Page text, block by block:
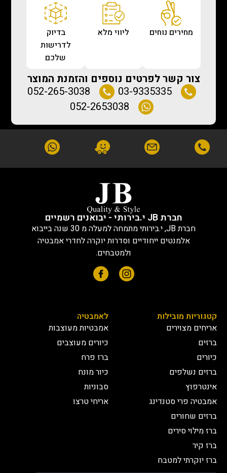
מחירים נוחים ליווי מלא
בדיוק
לדרישות
שלכם
צור קשר לפרטים נוספים והזמנת המוצר
03-9335335
052-265-3038
052-2653038
חברת JB י.בירותי - יבואנים רשמיים
חברת JB, י.בירותי מתמחה למעלה מ 30 שנה בייבוא
אלמנטים ייחודיים וסדרות יוקרה לחדרי אמבטיה
ולמטבחים.
קטגוריות מובילות
אריחים מצוירים
ברזים
כיורים
ברזים נשלפים
אינטרפוץ
אמבטיה פרי סטנדינג
ברזים שחורים
ברז מילוי סירים
ברז קיר
ברז יוקרתי למטבח
לאמבטיה
אמבטיות מעוצבות
כיורים מעוצבים
ברז פרח
כיור מונח
סבוניות
אריחי טרצו